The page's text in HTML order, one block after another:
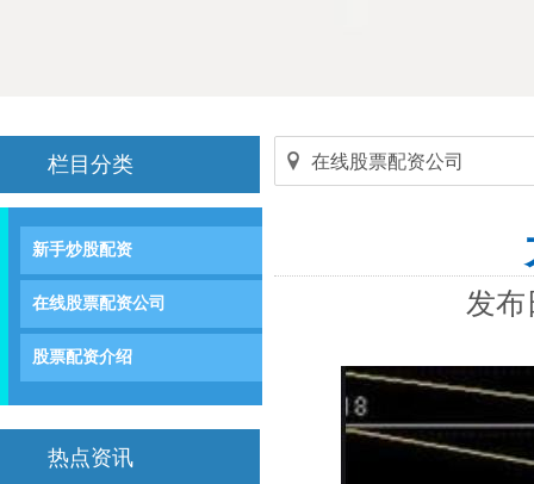
栏目分类
新手炒股配资
在线股票配资公司
股票配资介绍
热点资讯
在线股票配资公司
发